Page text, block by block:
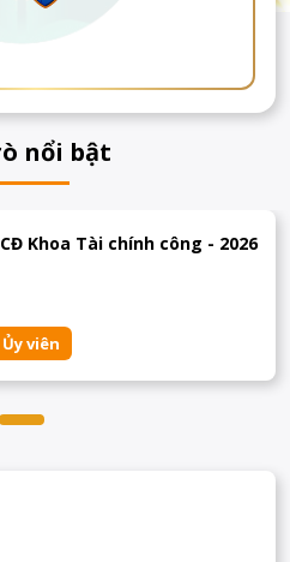
nổi bật
Khoa Tài chính công - 2026
Ủy viên